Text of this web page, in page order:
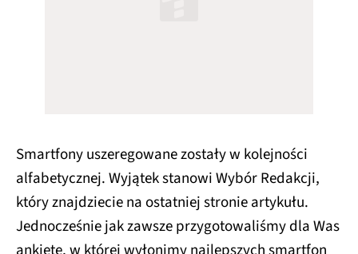
Smartfony uszeregowane zostały w kolejności
alfabetycznej. Wyjątek stanowi Wybór Redakcji,
który znajdziecie na ostatniej stronie artykułu.
Jednocześnie jak zawsze przygotowaliśmy dla Was